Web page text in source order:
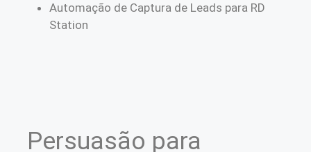
Automação de Captura de Leads para RD
Station
Persuasão para